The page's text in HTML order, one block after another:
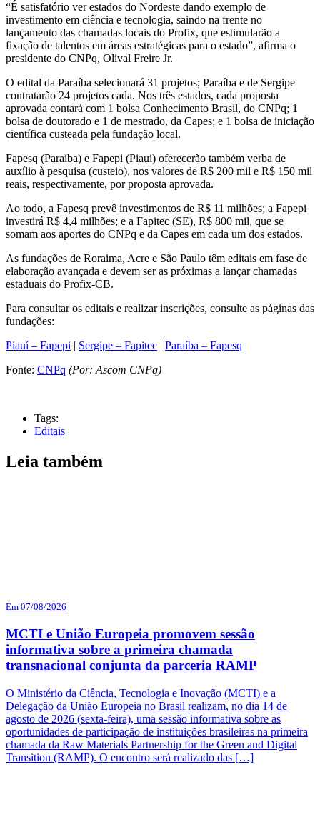
“É satisfatório ver estados do Nordeste dando exemplo de
investimento em ciência e tecnologia, saindo na frente no
lançamento das chamadas locais do Profix, que estimularão a
fixação de talentos em áreas estratégicas para o estado”, afirma o
presidente do CNPq, Olival Freire Jr.
O edital da Paraíba selecionará 31 projetos; Paraíba e de Sergipe
contratarão 24 projetos cada. Nos três estados, cada proposta
aprovada contará com 1 bolsa Conhecimento Brasil, do CNPq; 1
bolsa de doutorado e 1 de mestrado, da Capes; e 1 bolsa de iniciação
científica custeada pela fundação local.
Fapesq (Paraíba) e Fapepi (Piauí) oferecerão também verba de
auxílio à pesquisa (custeio), nos valores de R$ 200 mil e R$ 150 mil
reais, respectivamente, por proposta aprovada.
Ao todo, a Fapesq prevê investimentos de R$ 11 milhões; a Fapepi
investirá R$ 4,4 milhões; e a Fapitec (SE), R$ 800 mil, que se
somam aos aportes do CNPq e da Capes em cada um dos estados.
As fundações de Roraima, Acre e São Paulo têm editais em fase de
elaboração avançada e devem ser as próximas a lançar chamadas
estaduais do Profix-CB.
Para consultar os editais e realizar inscrições, consulte as páginas das
fundações:
Piauí – Fapepi
Sergipe – Fapitec
Paraíba – Fapesq
Fonte: CNPq (Por: Ascom CNPq)
Tags:
Editais
Leia também
Em 07/08/2026
MCTI e União Europeia promovem sessão
informativa sobre a primeira chamada
transnacional conjunta da parceria RAMP
O Ministério da Ciência, Tecnologia e Inovação (MCTI) e a
Delegação da União Europeia no Brasil realizam, no dia 14 de
agosto de 2026 (sexta-feira), uma sessão informativa sobre as
oportunidades de participação de instituições brasileiras na primeira
chamada da Raw Materials Partnership for the Green and Digital
Transition (RAMP). O encontro será realizado das […]